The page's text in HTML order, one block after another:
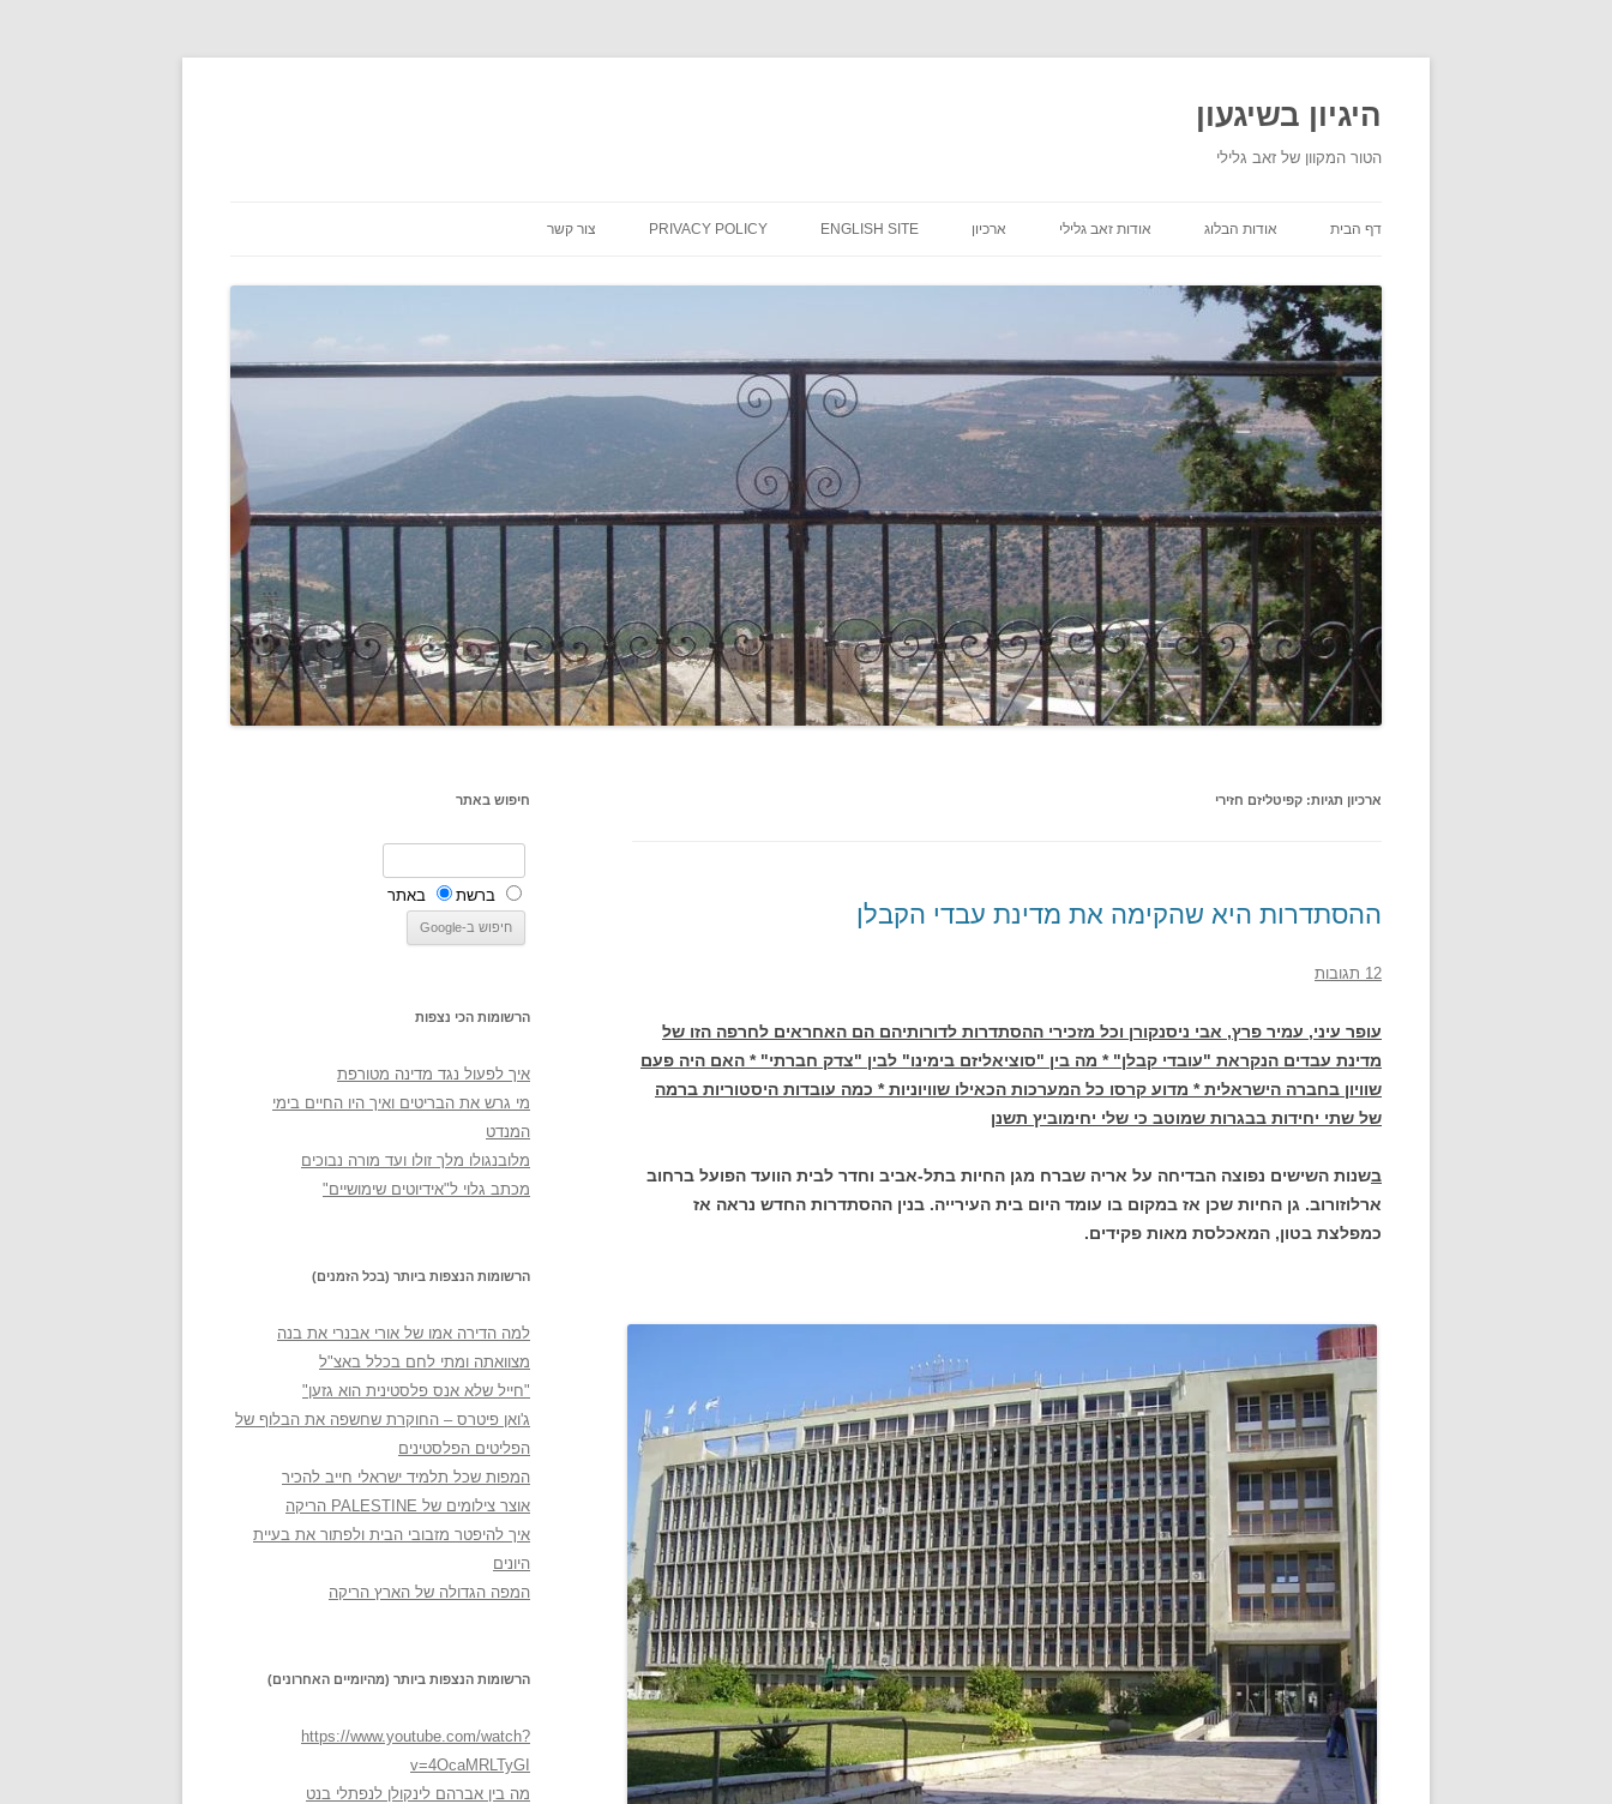
היגיון בשיגעון
הטור המקוון של זאב גלילי
דף הבית אודות הבלוג אודות זאב גלילי ארכיון ENGLISH SITE
PRIVACY POLICY צור קשר
ארכיון תגיות: קפיטליזם חזירי
ההסתדרות היא שהקימה את מדינת עבדי הקבלן
12 תגובות
עופר עיני, עמיר פרץ, אבי ניסנקורן וכל מזכירי ההסתדרות לדורותיהם הם האחראים לחרפה הזו של
מדינת עבדים הנקראת "עובדי קבלן" * מה בין "סוציאליזם בימינו" לבין "צדק חברתי" * האם היה פעם
שוויון בחברה הישראלית * מדוע קרסו כל המערכות הכאילו שוויוניות * כמה עובדות היסטוריות ברמה
של שתי יחידות בבגרות שמוטב כי שלי יחימוביץ תשנן
בשנות השישים נפוצה הבדיחה על אריה שברח מגן החיות בתל-אביב וחדר לבית הוועד הפועל ברחוב
ארלוזורוב. גן החיות שכן אז במקום בו עומד היום בית העירייה. בנין ההסתדרות החדש נראה אז
כמפלצת בטון, המאכלסת מאות פקידים.
חיפוש באתר
ברשת באתר
הרשומות הכי נצפות
איך לפעול נגד מדינה מטורפת
מי גרש את הבריטים ואיך היו החיים בימי
המנדט
מלובנגולו מלך זולו ועד מורה נבוכים
מכתב גלוי ל"אידיוטים שימושיים"
הרשומות הנצפות ביותר (בכל הזמנים)
למה הדירה אמו של אורי אבנרי את בנה
מצוואתה ומתי לחם בכלל באצ"ל
"חייל שלא אנס פלסטינית הוא גזען"
ג'ואן פיטרס – החוקרת שחשפה את הבלוף של
הפליטים הפלסטינים
המפות שכל תלמיד ישראלי חייב להכיר
אוצר צילומים של PALESTINE הריקה
איך להיפטר מזבובי הבית ולפתור את בעיית
היונים
המפה הגדולה של הארץ הריקה
הרשומות הנצפות ביותר (מהיומיים האחרונים)
https://www.youtube.com/watch?
v=4OcaMRLTyGI
מה בין אברהם לינקולן לנפתלי בנט